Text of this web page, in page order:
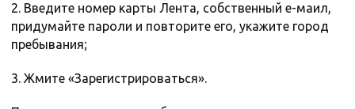
2. Введите номер карты Лента, собственный е-маил,
придумайте пароли и повторите его, укажите город
пребывания;
3. Жмите «Зарегистрироваться».